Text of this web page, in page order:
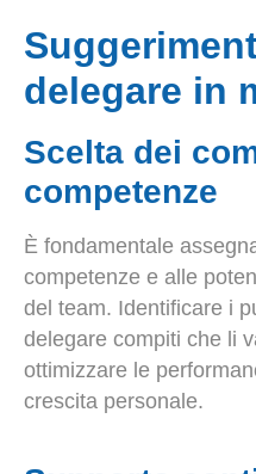
delegare in
Scelta dei
competenze
È fondamentale
competenze e alle
del team. Identificare i
delegare compiti che li
ottimizzare le
crescita personale.